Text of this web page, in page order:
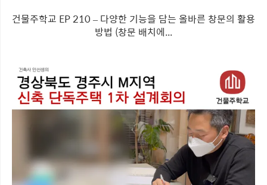
건물주학교 EP 210 – 다양한 기능을 담는 올바른 창문의 활용
방법 (창문 배치에...